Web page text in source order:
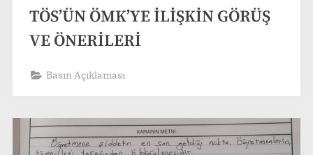
TÖS’ÜN ÖMK’YE İLİŞKİN GÖRÜŞ
VE ÖNERİLERİ
Basın Açıklaması